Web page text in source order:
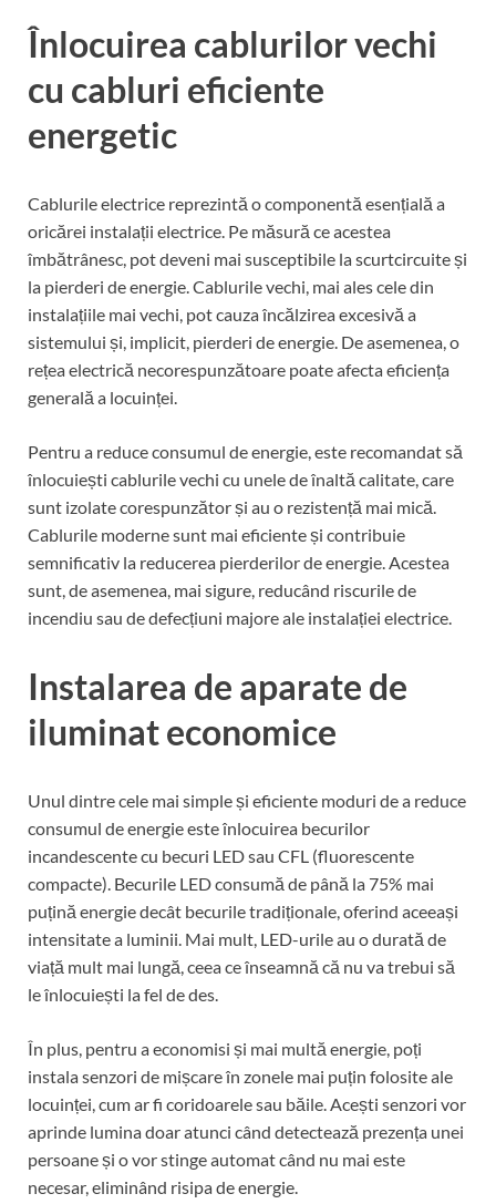
Înlocuirea cablurilor vechi
cu cabluri eficiente
energetic
Cablurile electrice reprezintă o componentă esențială a
oricărei instalații electrice. Pe măsură ce acestea
îmbătrânesc, pot deveni mai susceptibile la scurtcircuite și
la pierderi de energie. Cablurile vechi, mai ales cele din
instalațiile mai vechi, pot cauza încălzirea excesivă a
sistemului și, implicit, pierderi de energie. De asemenea, o
rețea electrică necorespunzătoare poate afecta eficiența
generală a locuinței.
Pentru a reduce consumul de energie, este recomandat să
înlocuiești cablurile vechi cu unele de înaltă calitate, care
sunt izolate corespunzător și au o rezistență mai mică.
Cablurile moderne sunt mai eficiente și contribuie
semnificativ la reducerea pierderilor de energie. Acestea
sunt, de asemenea, mai sigure, reducând riscurile de
incendiu sau de defecțiuni majore ale instalației electrice.
Instalarea de aparate de
iluminat economice
Unul dintre cele mai simple și eficiente moduri de a reduce
consumul de energie este înlocuirea becurilor
incandescente cu becuri LED sau CFL (fluorescente
compacte). Becurile LED consumă de până la 75% mai
puțină energie decât becurile tradiționale, oferind aceeași
intensitate a luminii. Mai mult, LED-urile au o durată de
viață mult mai lungă, ceea ce înseamnă că nu va trebui să
le înlocuiești la fel de des.
În plus, pentru a economisi și mai multă energie, poți
instala senzori de mișcare în zonele mai puțin folosite ale
locuinței, cum ar fi coridoarele sau băile. Acești senzori vor
aprinde lumina doar atunci când detectează prezența unei
persoane și o vor stinge automat când nu mai este
necesar, eliminând risipa de energie.